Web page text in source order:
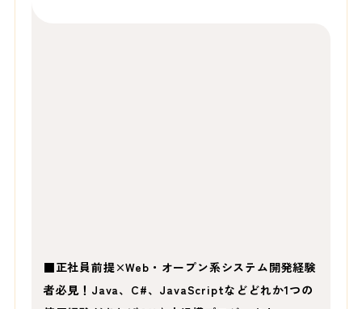
■正社員前提×Web・オープン系システム開発経験
者必見！Java、C#、JavaScriptなどどれか1つの